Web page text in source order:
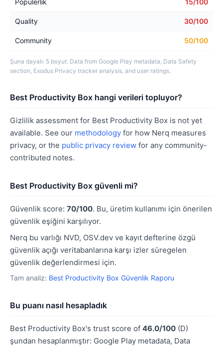
Popülerlik 15/100
Quality 30/100
Community 50/100
Şuna dayalı: 5 boyut. Data from Google Play metadata, Data Safety
section, Exodus Privacy tracker analysis, and user ratings.
Best Productivity Box hangi verileri topluyor?
Gizlilik assessment for Best Productivity Box is not yet
available. See our methodology for how Nerq measures
privacy, or the public privacy review for any community-
contributed notes.
Best Productivity Box güvenli mi?
Güvenlik score: 70/100. Bu, üretim kullanımı için önerilen
güvenlik eşiğini karşılıyor.
Nerq bu varlığı NVD, OSV.dev ve kayıt defterine özgü
güvenlik açığı veritabanlarına karşı izler süregelen
güvenlik değerlendirmesi için.
Tam analiz: Best Productivity Box Güvenlik Raporu
Bu puanı nasıl hesapladık
Best Productivity Box's trust score of 46.0/100 (D)
şundan hesaplanmıştır: Google Play metadata, Data